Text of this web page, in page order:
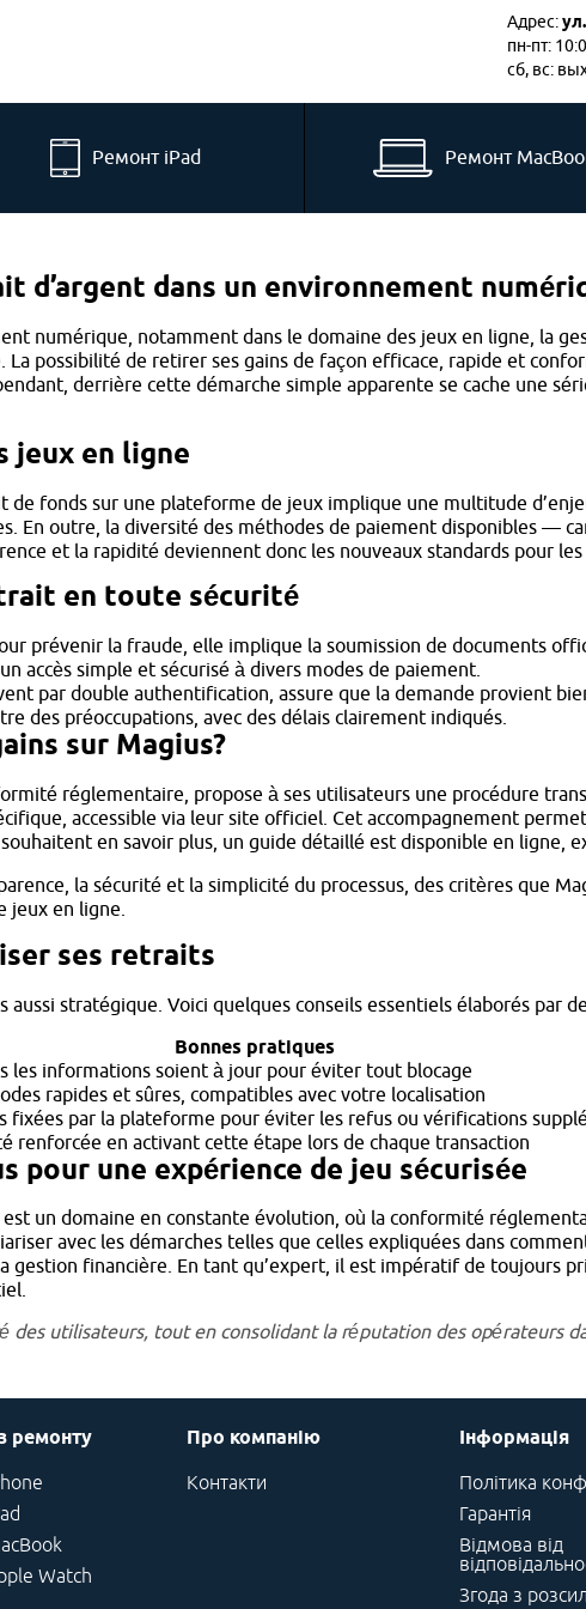
Адрес:
пн-пт:
сб, вс:
Ремонт iPad Ремонт
d’argent dans un environnement
numérique, notamment dans le domaine des jeux en ligne, la
possibilité de retirer ses gains de façon efficace, rapide et
derrière cette démarche simple apparente se cache une
jeux en ligne
de fonds sur une plateforme de jeux implique une multitude
En outre, la diversité des méthodes de paiement disponibles —
et la rapidité deviennent donc les nouveaux standards pour
en toute sécurité
prévenir la fraude, elle implique la soumission de documents
accès simple et sécurisé à divers modes de paiement.
par double authentification, assure que la demande provient
des préoccupations, avec des délais clairement indiqués.
sur Magius?
réglementaire, propose à ses utilisateurs une procédure
accessible via leur site officiel. Cet accompagnement
en savoir plus, un guide détaillé est disponible en ligne,
la sécurité et la simplicité du processus, des critères que
jeux en ligne.
ses retraits
stratégique. Voici quelques conseils essentiels élaborés par
Bonnes pratiques
les informations soient à jour pour éviter tout blocage
rapides et sûres, compatibles avec votre localisation
fixées par la plateforme pour éviter les refus ou vérifications
renforcée en activant cette étape lors de chaque transaction
pour une expérience de jeu sécurisée
un domaine en constante évolution, où la conformité
avec les démarches telles que celles expliquées dans
gestion financière. En tant qu’expert, il est impératif de toujours
utilisateurs, tout en consolidant la réputation des opérateurs
ремонту
Watch
Про компанію
Контакти
Інформація
Політика
Гарантія
Відмова від
Згода з